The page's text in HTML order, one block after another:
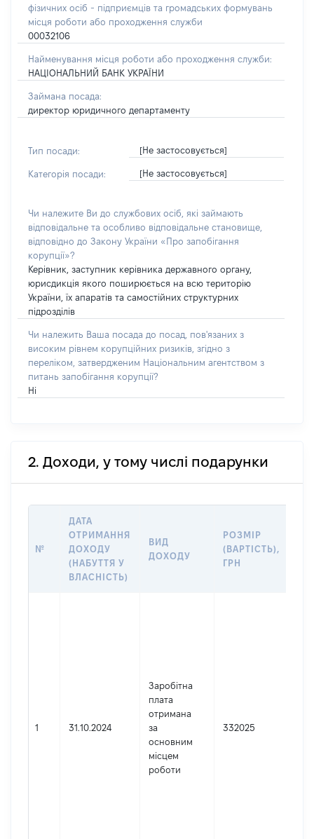
фізичних осіб - підприємців та громадських формувань
місця роботи або проходження служби
00032106
Найменування місця роботи або проходження служби:
НАЦІОНАЛЬНИЙ БАНК УКРАЇНИ
Займана посада:
директор юридичного департаменту
Тип посади: [Не застосовується]
Категорія посади: [Не застосовується]
Чи належите Ви до службових осіб, які займають
відповідальне та особливо відповідальне становище,
відповідно до Закону України «Про запобігання
корупції»?
Керівник, заступник керівника державного органу,
юрисдикція якого поширюється на всю територію
України, їх апаратів та самостійних структурних
підрозділів
Чи належить Ваша посада до посад, пов'язаних з
високим рівнем корупційних ризиків, згідно з
переліком, затвердженим Національним агентством з
питань запобігання корупції?
Ні
2. Доходи, у тому числі подарунки
№
ДАТА
ОТРИМАННЯ
ДОХОДУ
(НАБУТТЯ У
ВЛАСНІСТЬ)
ВИД
ДОХОДУ
РОЗМІР
(ВАРТІСТЬ),
ГРН
1 31.10.2024
Заробітна
плата
отримана
за
основним
місцем
роботи
332025